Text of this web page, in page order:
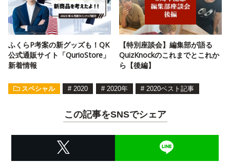
ふくらP考案の新グッズも！QK
公式通販サイト「QurioStore」
新着情報
【特別座談会】編集部が語る
QuizKnockのこれまでとこれか
ら【後編】
スペシャル # 2020 # 2020年 # 2020ベスト記事
この記事をSNSでシェア